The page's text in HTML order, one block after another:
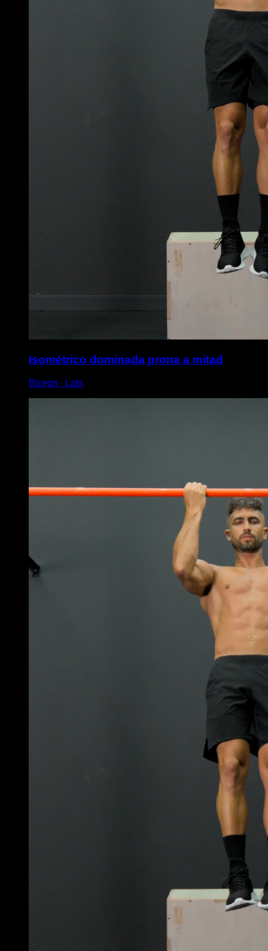
Isométrico dominada prona a mitad
Biceps ∙ Lats